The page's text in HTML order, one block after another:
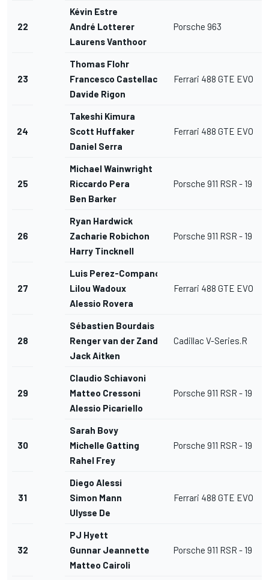
22
Kévin Estre
André Lotterer
Laurens Vanthoor
Porsche 963
23
Thomas Flohr
Francesco Castellacci
Davide Rigon
Ferrari 488 GTE EVO
24
Takeshi Kimura
Scott Huffaker
Daniel Serra
Ferrari 488 GTE EVO
25
Michael Wainwright
Riccardo Pera
Ben Barker
Porsche 911 RSR - 19
26
Ryan Hardwick
Zacharie Robichon
Harry Tincknell
Porsche 911 RSR - 19
27
Luis Perez-Companc
Lilou Wadoux
Alessio Rovera
Ferrari 488 GTE EVO
28
Sébastien Bourdais
Renger van der Zande
Jack Aitken
Cadillac V-Series.R
29
Claudio Schiavoni
Matteo Cressoni
Alessio Picariello
Porsche 911 RSR - 19
30
Sarah Bovy
Michelle Gatting
Rahel Frey
Porsche 911 RSR - 19
31
Diego Alessi
Simon Mann
Ulysse De
Ferrari 488 GTE EVO
32
PJ Hyett
Gunnar Jeannette
Matteo Cairoli
Porsche 911 RSR - 19